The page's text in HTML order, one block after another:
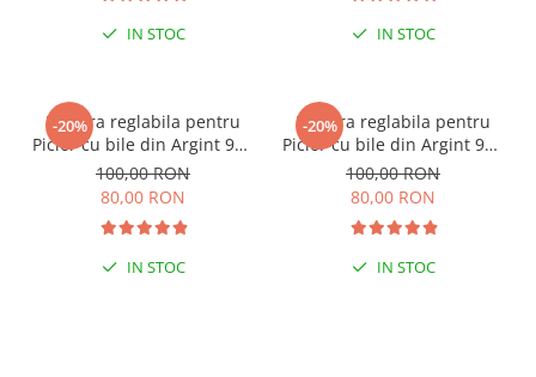
IN STOC IN STOC
-20%
Bratara reglabila pentru
Picior cu bile din Argint 925
si margele Miyuki rosii
100,00 RON
80,00 RON
IN STOC
-20%
Bratara reglabila pentru
Picior cu bile din Argint 925
si margele Miyuki verzi
100,00 RON
80,00 RON
IN STOC